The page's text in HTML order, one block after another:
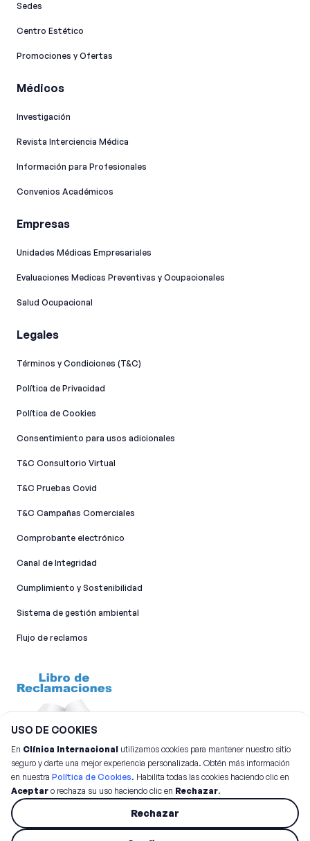
Sedes
Centro Estético
Promociones y Ofertas
Médicos
Investigación
Revista Interciencia Médica
Información para Profesionales
Convenios Académicos
Empresas
Unidades Médicas Empresariales
Evaluaciones Medicas Preventivas y Ocupacionales
Salud Ocupacional
Legales
Términos y Condiciones (T&C)
Política de Privacidad
Política de Cookies
Consentimiento para usos adicionales
T&C Consultorio Virtual
T&C Pruebas Covid
T&C Campañas Comerciales
Comprobante electrónico
Canal de Integridad​
Cumplimiento y Sostenibilidad
Sistema de gestión ambiental
Flujo de reclamos
©2026Clínica Internacional.
Todos los derechos reservados
USO DE COOKIES
En Clínica Internacional utilizamos cookies para mantener nuestro sitio
seguro y darte una mejor experiencia personalizada. Obtén más información
en nuestra Política de Cookies. Habilita todas las cookies haciendo clic en
Aceptar o rechaza su uso haciendo clic en Rechazar.
Rechazar